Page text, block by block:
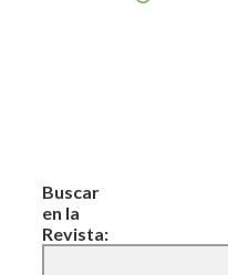
Buscar
en la
Revista: